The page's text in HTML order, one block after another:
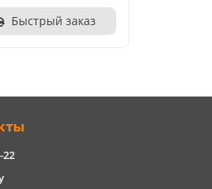
Быстрый заказ
22